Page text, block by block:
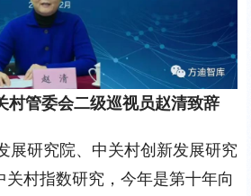
村管委会二级巡视员赵清致辞
研究院、中关村创新发展研究
关村指数研究，今年是第十年向